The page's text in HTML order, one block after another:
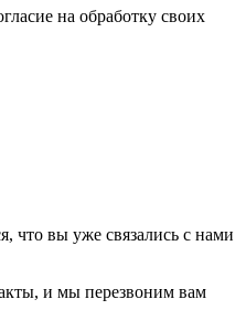
на обработку своих
что вы уже связались с нами
и мы перезвоним вам